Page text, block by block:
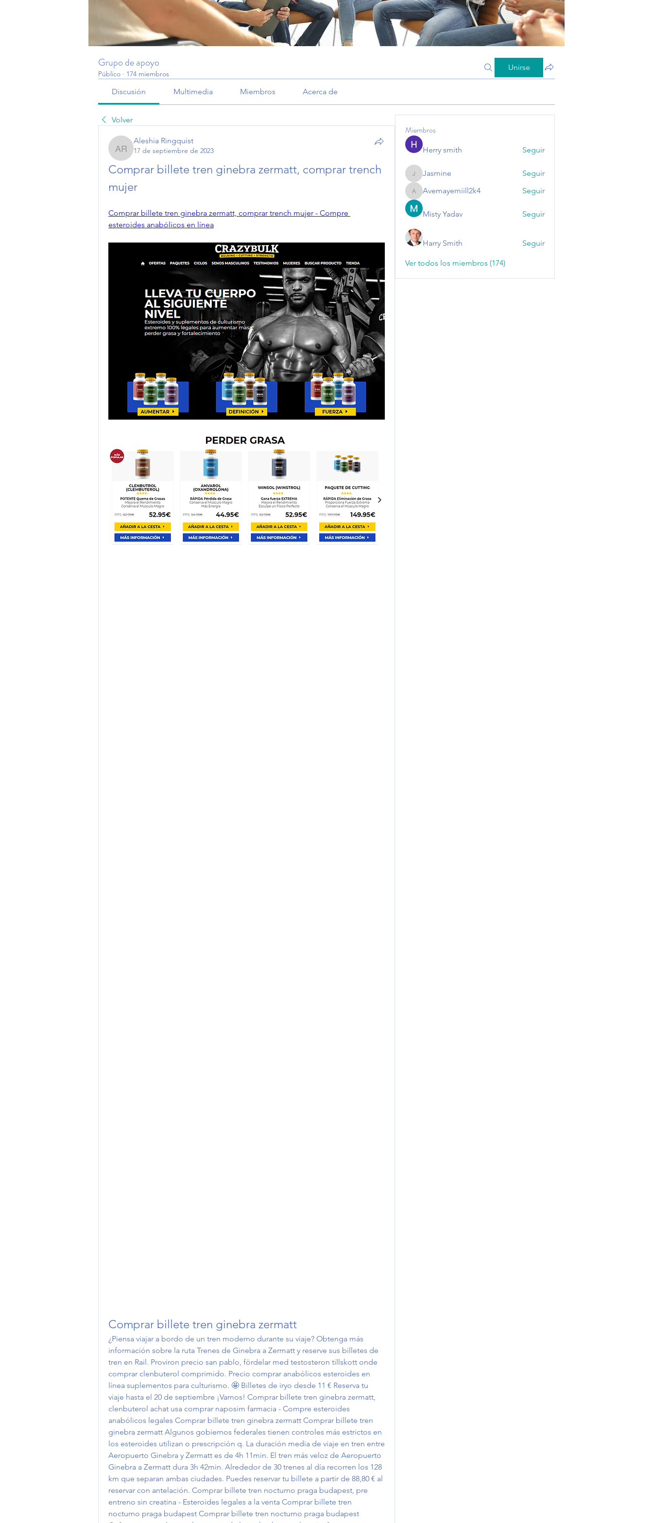
Grupo de apoyo
Público · 174 miembros
Unirse
Discusión Multimedia Miembros Acerca de
Volver
Aleshia Ringquist
Aleshia Ringquist
17 de septiembre de 2023
Comprar billete tren ginebra zermatt, comprar trench
mujer
Comprar billete tren ginebra zermatt, comprar trench mujer - Compre
esteroides anabólicos en línea
Comprar billete tren ginebra zermatt
¿Piensa viajar a bordo de un tren moderno durante su viaje? Obtenga más
información sobre la ruta Trenes de Ginebra a Zermatt y reserve sus billetes de
tren en Rail. Proviron precio san pablo, fördelar med testosteron tillskott onde
comprar clenbuterol comprimido. Precio comprar anabólicos esteroides en
línea suplementos para culturismo. 🤩 Billetes de iryo desde 11 € Reserva tu
viaje hasta el 20 de septiembre ¡Vamos! Comprar billete tren ginebra zermatt,
clenbuterol achat usa comprar naposim farmacia - Compre esteroides
anabólicos legales Comprar billete tren ginebra zermatt Comprar billete tren
ginebra zermatt Algunos gobiernos federales tienen controles más estrictos en
los esteroides utilizan o prescripción q. La duración media de viaje en tren entre
Aeropuerto Ginebra y Zermatt es de 4h 11min. El tren más veloz de Aeropuerto
Ginebra a Zermatt dura 3h 42min. Alrededor de 30 trenes al día recorren los 128
km que separan ambas ciudades. Puedes reservar tu billete a partir de 88,80 € al
reservar con antelación. Comprar billete tren nocturno praga budapest, pre
entreno sin creatina - Esteroides legales a la venta Comprar billete tren
nocturno praga budapest Comprar billete tren nocturno praga budapest
Miembros
Herry smith Seguir
Jasmine
Jasmine Seguir
Avemayemiill2k4
Avemayemiill2k4 Seguir
Misty Yadav Seguir
Harry Smith Seguir
Ver todos los miembros (174)